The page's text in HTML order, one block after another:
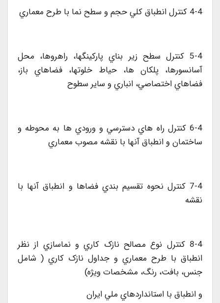
4-4 کنترل انطباق کلي حجم و سطح نما با طرح معماري
5-4 کنترل سطح زير بناي پارکينگها، راهروها، محل
آسانسورها، پلکان ها، حياط خلوتها، فضاهاي باز،
فضاهاي اختصاصي، انباري و ساير سطوح
6-4 کنترل راه هاي دسترسي و ورودي ها به محوطه و
ساختمان و انطباق آنها با نقشه مصوب معماري
7-4 کنترل نحوه تقسيم بندي فضاها و انطباق آنها با
نقشه
8-4 کنترل نوع مصالح نازک کاري و نماسازي از نظر
انطباق با طرح معماري و جداول نازک کاري ( شامل
جنس، بافت، رنگ، مشخصات ويژه)
و انطباق با استانداردهاي ملي ايران